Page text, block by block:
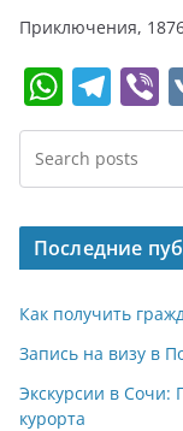
Приключения,
W
h
at
s
A
p
p
T
el
e
gr
a
m
b
Последние
Как получить
Запись на визу в
Экскурсии в Сочи:
курорта